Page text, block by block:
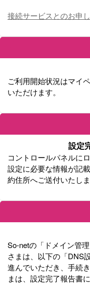
接続サービスとのお申
ご利用開始状況はマイ
いただけます。
設定
コントロールパネルに
設定に必要な情報が記
約住所へご送付いたしま
So-netの「ドメイン管
さまは、以下の「DNS
進んでいただき、手続
まは、設定完了報告書